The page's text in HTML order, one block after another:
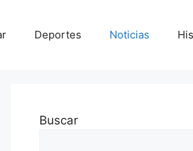
Deportes Noticias
Buscar